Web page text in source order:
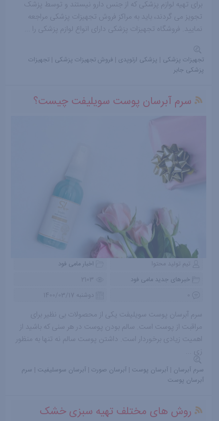
برای تهیه لوازم پزشکی که از جنس دارو نیستند و توسط پزشک
تجویز می گردند، باید به مراکز فروش تجهیزات پزشکی مراجعه
نمایید. فروشگاه تجهیزات پزشکی دارای انواع لوازم پزشکی را ...
تجهیزات پزشکی | پزشکی ارتوپدی | فروش تجهیزات پزشکی |تجهیزات
پزشکی جابر
سرم آبرسان پوست سویلیفت چیست؟
تیم تولید محتوا
اخبار مامی فود
خبرهای جدید مامی فود
2103
دوشنبه 1400/03/17
سرم آبرسان پوست سویلیفت یکی از محصولات بی نظیر برای
مراقبت از پوست است. سالم بودن پوست در هر سنی که باشید از
اهمیت زیادی برخوردار است. داشتن پوست سالم نه تنها به منظور
زی ...
سرم آبرسان |آبرسان پوست |آبرسان صورت |آبرسان سوسلیفیت | سرم
آبرسان پوست
روش های مختلف تهیه سبزی خشک